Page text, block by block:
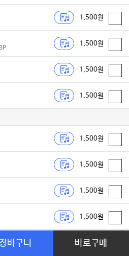
1,500원
1,500원
1,500원
1,500원
1,500원
1,500원
1,500원
1,500원
1,500원
바구니 바로구매